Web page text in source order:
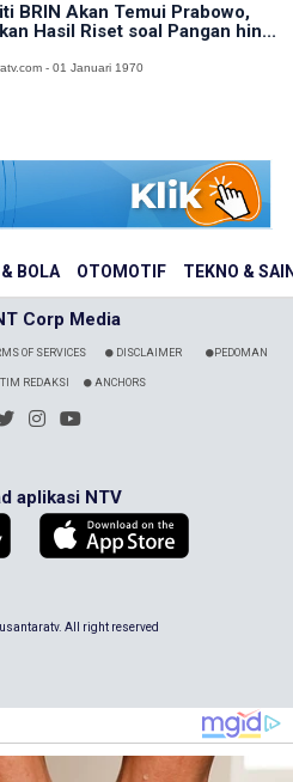
BOLA OTOMOTIF TEKNO &
BRIN Akan Temui Prabowo,
Hasil Riset soal Pangan hin...
- 01 Januari 1970
Corp Media
OF SERVICES DISCLAIMER PEDOMAN
REDAKSI ANCHORS
aplikasi NTV
All right reserved